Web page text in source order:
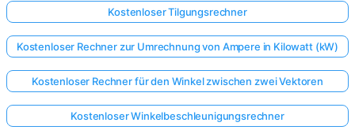
Kostenloser Tilgungsrechner
Kostenloser Rechner zur Umrechnung von Ampere in Kilowatt (kW)
Kostenloser Rechner für den Winkel zwischen zwei Vektoren
Kostenloser Winkelbeschleunigungsrechner